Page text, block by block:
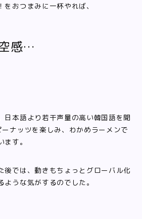
おつまみに一杯やれば、
感…
日本語より若干声量の高い韓国語を聞
ナッツを楽しみ、わかめラーメンで
す。
後では、動きもちょっとグローバル化
ような気がするのでした。